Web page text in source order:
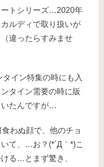
ートシリーズ…2020年
ルディで取り扱いが
違ったらすみませ
イン特集の時にも入
タイン需要の時に販
いたんですが…
わぬ顔で、他のチョ
て、…お？(*´Д｀*)こ
る…とまず驚き、